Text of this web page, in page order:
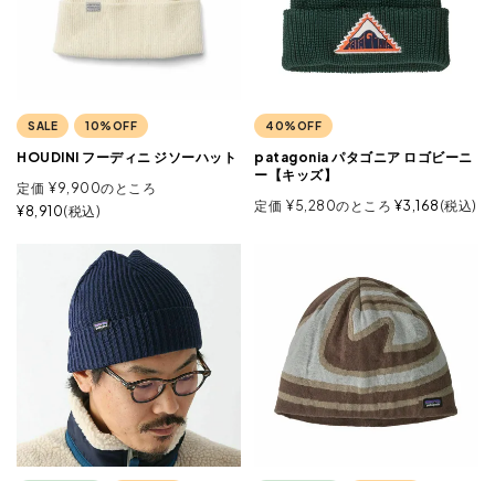
SALE 10%OFF
HOUDINI フーディニ ジソーハット
定価 ¥9,900のところ
¥8,910 税込
40%OFF
patagonia パタゴニア ロゴビーニ
ー【キッズ】
定価 ¥5,280のところ ¥3,168 税込